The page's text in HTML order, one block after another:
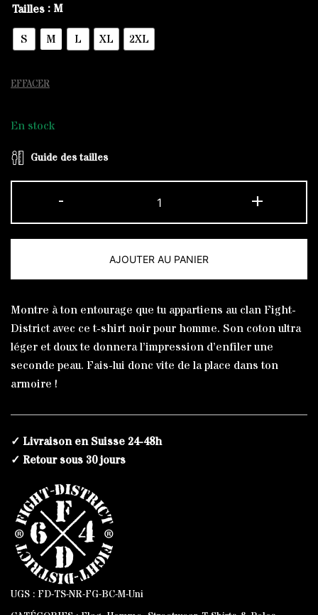
Tailles : M
S
M L XL 2XL
EFFACER
En stock
Guide des tailles
-
de
T-
Noir
Regular
Blanc
+
AJOUTER AU PANIER
Montre à ton entourage que tu appartiens au clan Fight-
District avec ce t-shirt noir pour homme. Son coton ultra
léger et doux te donnera l’impression d’enfiler une
seconde peau. Fais-lui donc vite de la place dans ton
armoire !
✓ Livraison en Suisse 24-48h
✓ Retour sous 30 jours
UGS : FD-TS-NR-FG-BC-M-Uni